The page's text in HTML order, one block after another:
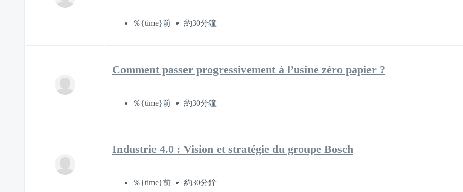
％{time}前 約30分鐘
Comment passer progressivement à l’usine zéro papier ?
％{time}前 約30分鐘
Industrie 4.0 : Vision et stratégie du groupe Bosch
％{time}前 約30分鐘